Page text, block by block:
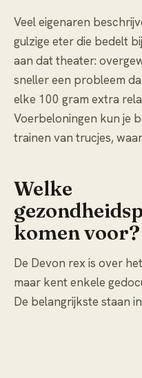
Veel eigenaren
gulzige eter die bedelt
aan dat theater:
sneller een probleem
elke 100 gram extra
Voerbeloningen kun je
trainen van trucjes,
Welke
komen voor?
De Devon rex is over
maar kent enkele
De belangrijkste staan